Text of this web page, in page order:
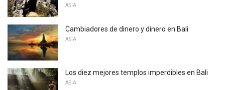
ASIA
Cambiadores de dinero y dinero en Bali
ASIA
Los diez mejores templos imperdibles en Bali
ASIA